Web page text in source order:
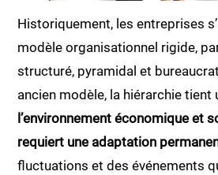
Historiquement, les entreprises
modèle organisationnel rigide,
structuré, pyramidal et
ancien modèle, la hiérarchie tient
l’environnement économique et
requiert une adaptation
fluctuations et des événements